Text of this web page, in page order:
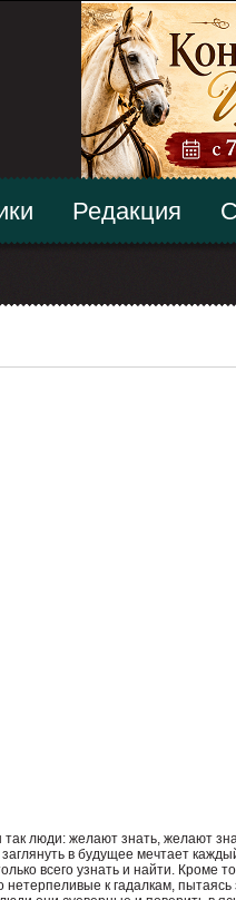
Редакция
так люди: желают знать, желают
в будущее мечтает
всего узнать и найти. Кроме
к гадалкам,